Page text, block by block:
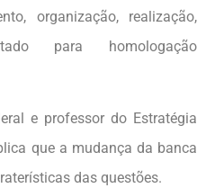
organização, realização,
para homologação
e professor do Estratégia
que a mudança da banca
das questões.